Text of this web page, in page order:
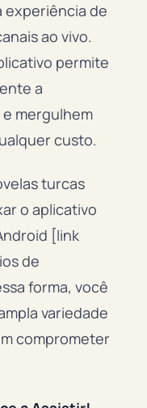
experiência de
ao vivo.
permite
a
mergulhem
custo.
turcas
o aplicativo
[link
de
forma, você
variedade
comprometer